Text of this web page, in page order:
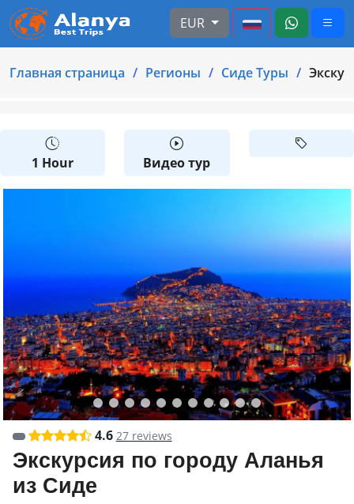
EUR
Главная страница Регионы Cиде Туры
1 Hour Видео тур
4.6 27 reviews
Экскурсия по городу Аланья
из Сиде